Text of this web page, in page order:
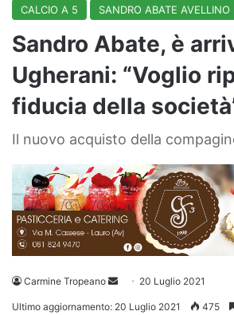
CALCIO A 5 SANDRO ABATE AVELLINO
Sandro Abate, è
Ugherani: “Voglio
fiducia della
Il nuovo acquisto della
Carmine Tropeano
Invia 20 Luglio 2021
Ultimo aggiornamento: 20 Luglio 2021 475